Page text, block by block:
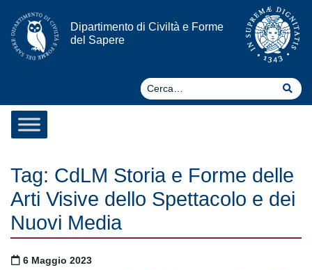
Vai al contenuto
Dipartimento di Civiltà e Forme
del Sapere
Tag: CdLM Storia e Forme delle
Arti Visive dello Spettacolo e dei
Nuovi Media
Pubblicato il
6 Maggio 2023